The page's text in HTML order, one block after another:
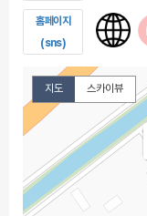
홈페이지
(sns)
지도 스카이뷰